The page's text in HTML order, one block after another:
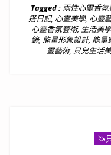
Tagged : 兩性心靈香氛
搭日記, 心靈美學, 心靈
心靈香氛藝術, 生活美學
錄, 能量形象設計, 能量
靈藝術, 貝兒生活
🦄️